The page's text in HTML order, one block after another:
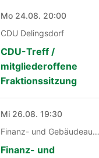
Mo 24.08. 20:00
CDU Delingsdorf
CDU-Treff /
mitgliederoffene
Fraktionssitzung
Mi 26.08. 19:30
Finanz- und Gebäudeausschuß
Finanz- und